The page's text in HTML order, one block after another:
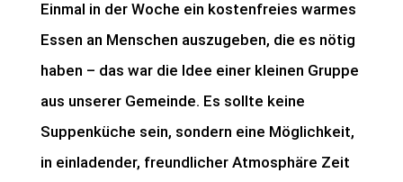
Einmal in der Woche ein kostenfreies warmes
Essen an Menschen auszugeben, die es nötig
haben – das war die Idee einer kleinen Gruppe
aus unserer Gemeinde. Es sollte keine
Suppenküche sein, sondern eine Möglichkeit,
in einladender, freundlicher Atmosphäre Zeit